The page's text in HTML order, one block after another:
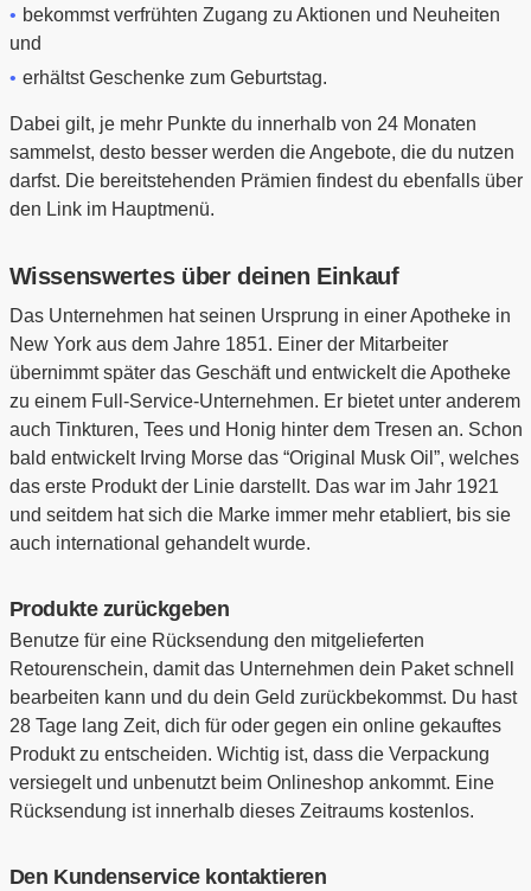
bekommst verfrühten Zugang zu Aktionen und Neuheiten
und
erhältst Geschenke zum Geburtstag.
Dabei gilt, je mehr Punkte du innerhalb von 24 Monaten
sammelst, desto besser werden die Angebote, die du nutzen
darfst. Die bereitstehenden Prämien findest du ebenfalls über
den Link im Hauptmenü.
Wissenswertes über deinen Einkauf
Das Unternehmen hat seinen Ursprung in einer Apotheke in
New York aus dem Jahre 1851. Einer der Mitarbeiter
übernimmt später das Geschäft und entwickelt die Apotheke
zu einem Full-Service-Unternehmen. Er bietet unter anderem
auch Tinkturen, Tees und Honig hinter dem Tresen an. Schon
bald entwickelt Irving Morse das “Original Musk Oil”, welches
das erste Produkt der Linie darstellt. Das war im Jahr 1921
und seitdem hat sich die Marke immer mehr etabliert, bis sie
auch international gehandelt wurde.
Produkte zurückgeben
Benutze für eine Rücksendung den mitgelieferten
Retourenschein, damit das Unternehmen dein Paket schnell
bearbeiten kann und du dein Geld zurückbekommst. Du hast
28 Tage lang Zeit, dich für oder gegen ein online gekauftes
Produkt zu entscheiden. Wichtig ist, dass die Verpackung
versiegelt und unbenutzt beim Onlineshop ankommt. Eine
Rücksendung ist innerhalb dieses Zeitraums kostenlos.
Den Kundenservice kontaktieren